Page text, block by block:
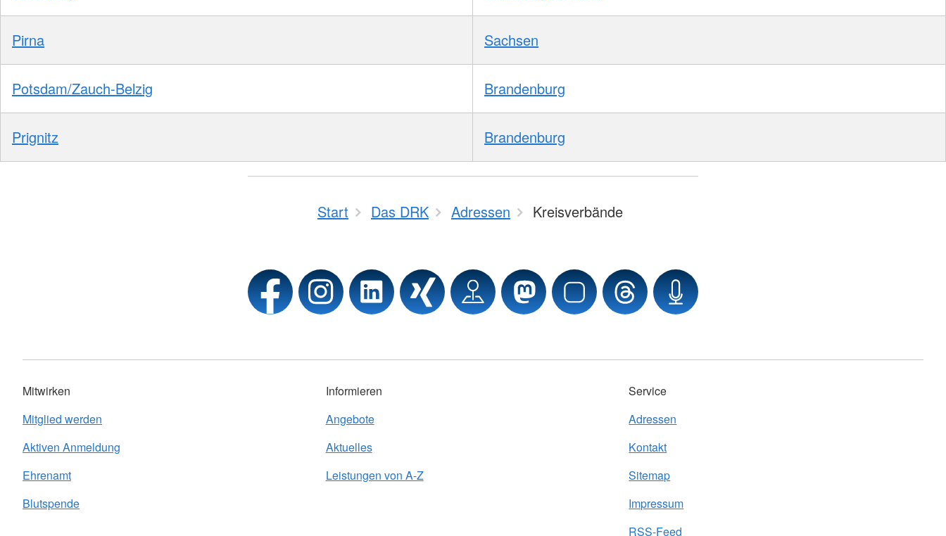
Pirna Sachsen
Potsdam/Zauch-Belzig Brandenburg
Prignitz Brandenburg
Start Das DRK Adressen Kreisverbände
Mitwirken
Mitglied werden
Aktiven Anmeldung
Ehrenamt
Blutspende
Informieren
Angebote
Aktuelles
Leistungen von A-Z
Service
Adressen
Kontakt
Sitemap
Impressum
RSS-Feed